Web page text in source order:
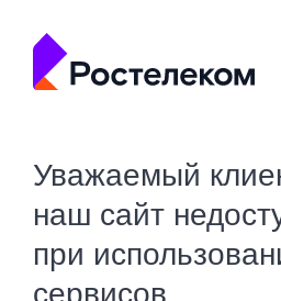
Уважаемый
наш сайт
при
сервисов